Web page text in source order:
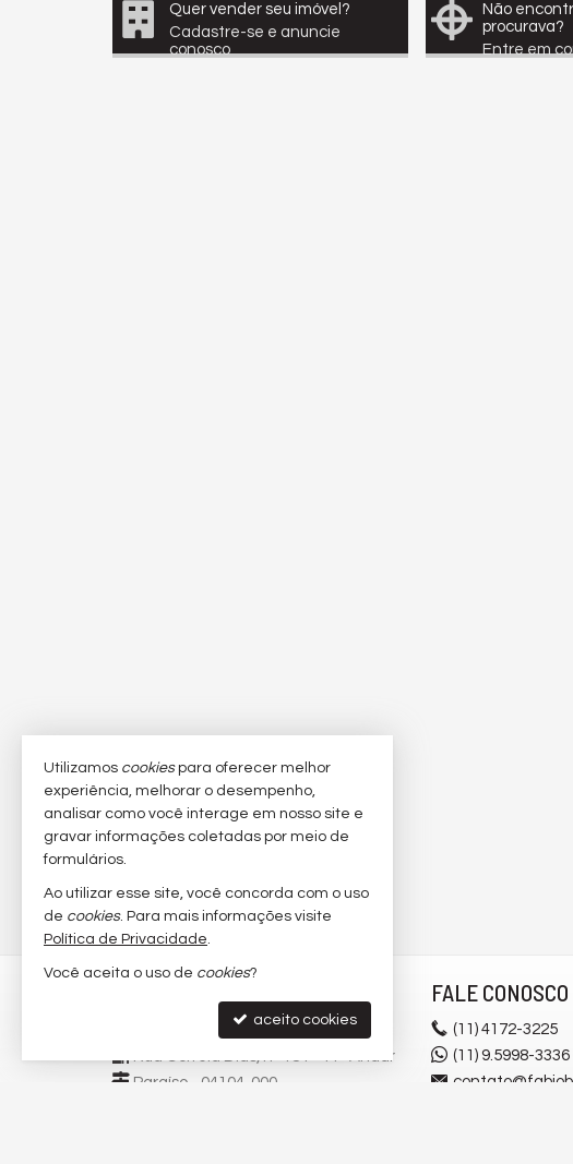
Quer vender seu imóvel?
Cadastre-se e anuncie
conosco
Não
procurava?
Entre em
IMÓVEIS DE LUXO
Rua Correia Dias, nº 184 - 11º Andar
Paraíso - 04104-000
FALE CONOSCO
(11)4172-3225
(11) 9.5998-
Utilizamos cookiespara oferecer melhor
experiência, melhorar o desempenho,
analisar como você interage em nosso site e
gravar informações coletadas por meio de
formulários.
Ao utilizar esse site, você concorda com o uso
de cookies. Para mais informações visite
Política de Privacidade.
Você aceita o uso de cookies?
aceito cookies